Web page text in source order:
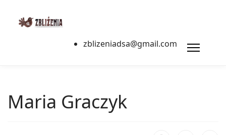
zblizeniadsa@gmail.com
Maria Graczyk